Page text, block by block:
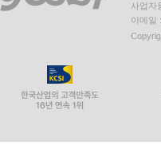
사업자
이메일